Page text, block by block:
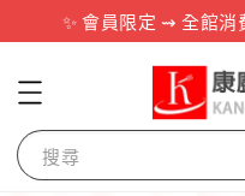
✨ 會員限定 ⇝ 全館消
搜尋